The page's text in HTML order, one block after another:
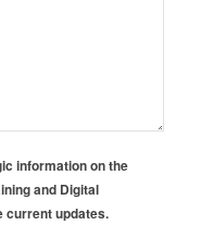
information on the
and Digital
current updates.